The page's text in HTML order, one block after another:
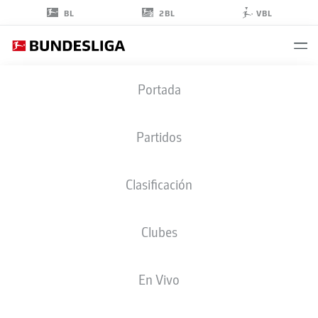
BL 2BL VBL
Portada
Partidos
Clasificación
Clubes
En Vivo
SCHLOTTERBECK